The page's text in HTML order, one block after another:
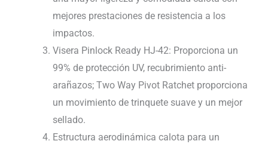
mejores prestaciones de resistencia a los
impactos.
Visera Pinlock Ready HJ-42: Proporciona un
99% de protección UV, recubrimiento anti-
arañazos; Two Way Pivot Ratchet proporciona
un movimiento de trinquete suave y un mejor
sellado.
Estructura aerodinámica calota para un